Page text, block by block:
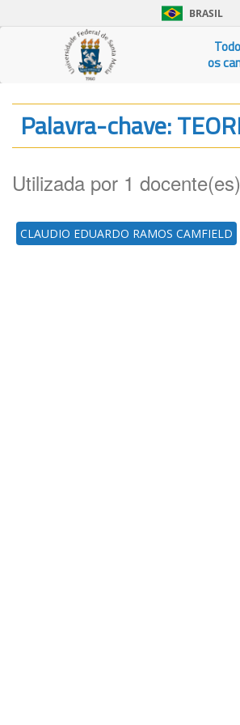
BRASIL
os
Palavra-chave:
Utilizada por 1
CLAUDIO EDUARDO RAMOS CAMFIELD